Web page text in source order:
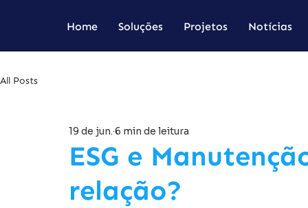
Home Soluções Projetos Notícias
All Posts
ESG e
relação?
19 de jun. 6 min de leitura